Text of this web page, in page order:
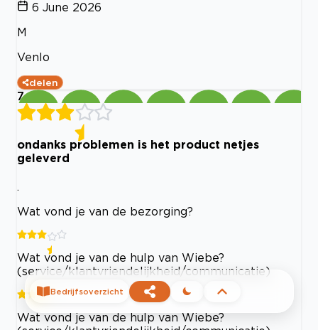
6 June 2026
M
Venlo
delen
7
ondanks problemen is het product netjes
geleverd
.
Wat vond je van de bezorging?
Wat vond je van de hulp van Wiebe?
(service/klantvriendelijkheid/communicatie)
Wat vond je van de hulp van Wiebe?
Bedrijfsoverzicht